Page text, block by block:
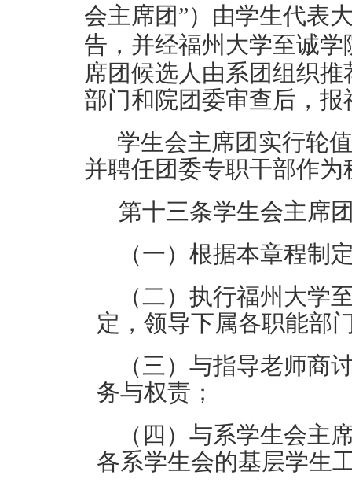
会主席团”）由学生代表
告，并经福州大学至诚学
席团候选人由系团组织推
部门和院团委审查后，报
学生会主席团实行轮
并聘任团委专职干部作
第十三条学生会主席
（一） 根据本章程制
（二） 执行福州大学
定，领导下属各职能部
（三） 与指导老师商
务与权责；
（四） 与系学生会主
各系学生会的基层学生